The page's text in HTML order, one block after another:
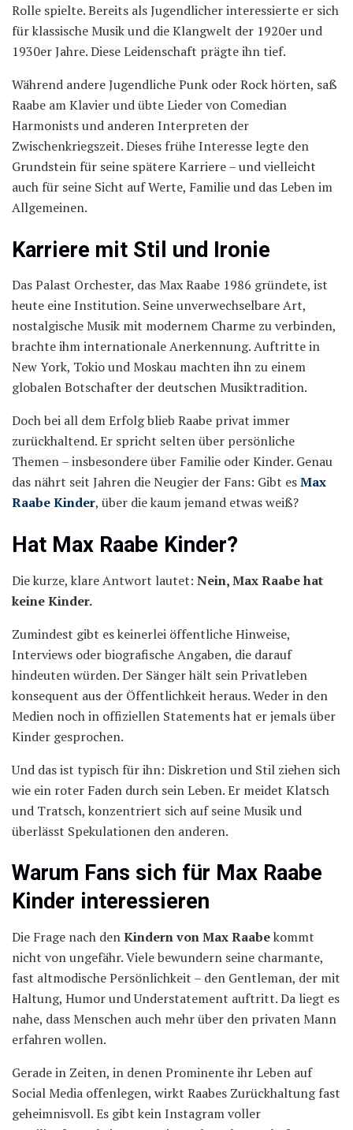
Rolle spielte. Bereits als Jugendlicher interessierte er sich
für klassische Musik und die Klangwelt der 1920er und
1930er Jahre. Diese Leidenschaft prägte ihn tief.
Während andere Jugendliche Punk oder Rock hörten, saß
Raabe am Klavier und übte Lieder von Comedian
Harmonists und anderen Interpreten der
Zwischenkriegszeit. Dieses frühe Interesse legte den
Grundstein für seine spätere Karriere – und vielleicht
auch für seine Sicht auf Werte, Familie und das Leben im
Allgemeinen.
Karriere mit Stil und Ironie
Das Palast Orchester, das Max Raabe 1986 gründete, ist
heute eine Institution. Seine unverwechselbare Art,
nostalgische Musik mit modernem Charme zu verbinden,
brachte ihm internationale Anerkennung. Auftritte in
New York, Tokio und Moskau machten ihn zu einem
globalen Botschafter der deutschen Musiktradition.
Doch bei all dem Erfolg blieb Raabe privat immer
zurückhaltend. Er spricht selten über persönliche
Themen – insbesondere über Familie oder Kinder. Genau
das nährt seit Jahren die Neugier der Fans: Gibt esMax
Raabe Kinder, über die kaum jemand etwas weiß?
Hat Max Raabe Kinder?
Die kurze, klare Antwort lautet: Nein, Max Raabe hat
keine Kinder.
Zumindest gibt es keinerlei öffentliche Hinweise,
Interviews oder biografische Angaben, die darauf
hindeuten würden. Der Sänger hält sein Privatleben
konsequent aus der Öffentlichkeit heraus. Weder in den
Medien noch in offiziellen Statements hat er jemals über
Kinder gesprochen.
Und das ist typisch für ihn: Diskretion und Stil ziehen sich
wie ein roter Faden durch sein Leben. Er meidet Klatsch
und Tratsch, konzentriert sich auf seine Musik und
überlässt Spekulationen den anderen.
Warum Fans sich für Max Raabe
Kinder interessieren
Die Frage nach denKindern von Max Raabekommt
nicht von ungefähr. Viele bewundern seine charmante,
fast altmodische Persönlichkeit – den Gentleman, der mit
Haltung, Humor und Understatement auftritt. Da liegt es
nahe, dass Menschen auch mehr über den privaten Mann
erfahren wollen.
Gerade in Zeiten, in denen Prominente ihr Leben auf
Social Media offenlegen, wirkt Raabes Zurückhaltung fast
geheimnisvoll. Es gibt kein Instagram voller